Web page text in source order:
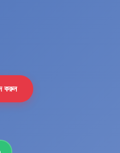
করুন